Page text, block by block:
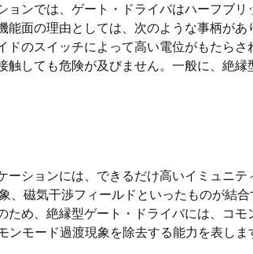
ンでは、ゲート・ドライバはハーフブ
面の理由としては、次のような事柄が
のスイッチによって高い電位がもたらさ
しても危険が及びません。一般に、絶縁
ションには、できるだけ高いイミュニテ
磁気干渉フィールドといったものが結合
め、絶縁型ゲート・ドライバには、コモ
モード過渡現象を除去する能力を表しま